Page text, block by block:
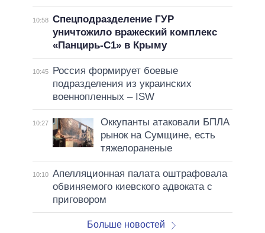
10:58 Спецподразделение ГУР
уничтожило вражеский комплекс
«Панцирь-С1» в Крыму
10:45
Россия формирует боевые
подразделения из украинских
военнопленных – ISW
10:27
Оккупанты атаковали БПЛА
рынок на Сумщине, есть
тяжелораненые
10:10 Апелляционная палата оштрафовала
обвиняемого киевского адвоката с
приговором
Больше новостей